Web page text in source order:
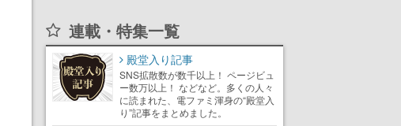
連載・特集一覧
殿堂入り記事
SNS拡散数が数千以上！ ページビュ
ー数万以上！ などなど。多くの人々
に読まれた、電ファミ渾身の“殿堂入
り”記事をまとめました。